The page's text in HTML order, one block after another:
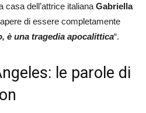
casa dell’attrice italiana Gabriella
di essere completamente
è una tragedia apocalittica“.
le parole di